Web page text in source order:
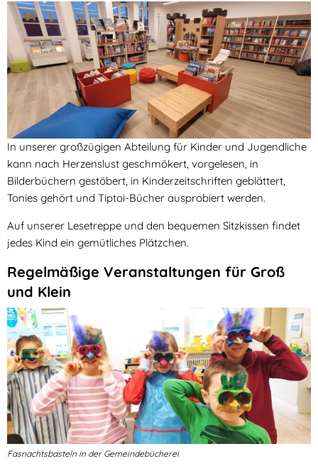
In unserer großzügigen Abteilung für Kinder und Jugendliche
kann nach Herzenslust geschmökert, vorgelesen, in
Bilderbüchern gestöbert, in Kinderzeitschriften geblättert,
Tonies gehört und Tiptoi-Bücher ausprobiert werden.
Auf unserer Lesetreppe und den bequemen Sitzkissen findet
jedes Kind ein gemütliches Plätzchen.
Regelmäßige Veranstaltungen für Groß
und Klein
Fasnachtsbasteln in der Gemeindebücherei